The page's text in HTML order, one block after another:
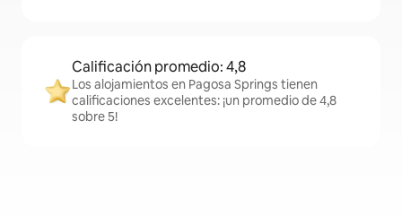
Calificación promedio: 4,8
Los alojamientos en Pagosa Springs tienen
calificaciones excelentes: ¡un promedio de 4,8
sobre 5!